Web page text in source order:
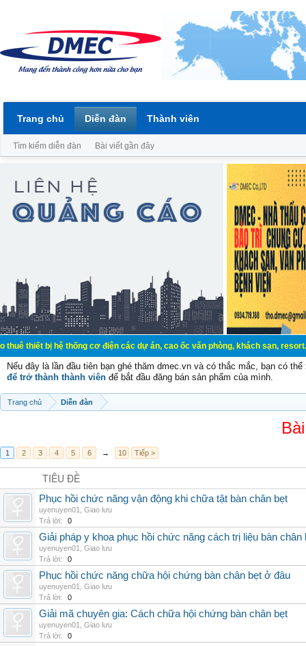
bị hệ thống cơ điện các dự án, cao ốc văn phòng, khách sạn, resort.
Nếu đây là lần đầu tiên bạn ghé thăm dmec.vn và có thắc mắc, bạn có
để trở thành thành viên để bắt đầu đăng bán sản phẩm của mình.
Trang chủ Diễn đàn
1 2 3 4 5 6 → 10 Tiếp >
TIÊU ĐỀ
Phục hồi chức năng vận động khi chữa tật bàn chân bẹt
uyenuyen01
Giao lưu
Trả lời:
0
Giải pháp y khoa phục hồi chức năng cách trị liệu bàn chân
uyenuyen01
Giao lưu
Trả lời:
0
Phục hồi chức năng chữa hội chứng bàn chân bẹt ở đâu
uyenuyen01
Giao lưu
Trả lời:
0
Giải mã chuyên gia: Cách chữa hội chứng bàn chân bẹt
uyenuyen01
Giao lưu
Trả lời:
0
Trang chủ Diễn đàn
Tìm kiếm diễn đàn Bài viết gần đây
Thành viên